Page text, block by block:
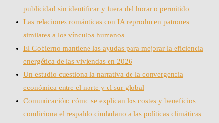
publicidad sin identificar y fuera del horario permitido
Las relaciones románticas con IA reproducen patrones
similares a los vínculos humanos
El Gobierno mantiene las ayudas para mejorar la eficiencia
energética de las viviendas en 2026
Un estudio cuestiona la narrativa de la convergencia
económica entre el norte y el sur global
Comunicación: cómo se explican los costes y beneficios
condiciona el respaldo ciudadano a las políticas climáticas